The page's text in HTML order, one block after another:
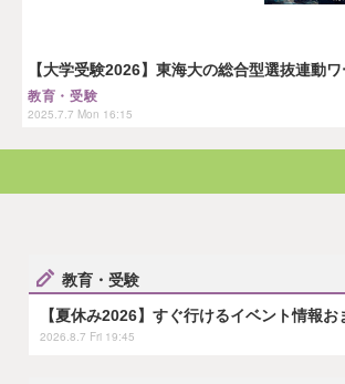
【大学受験2026】東海大の総合型選抜連動
教育・受験
2025.7.7 Mon 16:15
教育・受験
【夏休み2026】すぐ行けるイベント情報
2026.8.7 Fri 19:45